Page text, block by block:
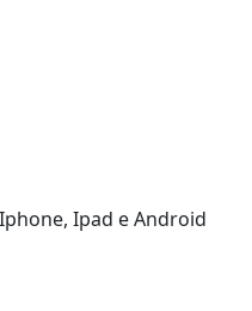
Ipad e Android